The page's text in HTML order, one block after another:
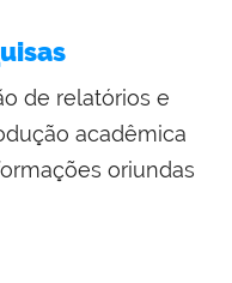
de relatórios e
acadêmica
oriundas